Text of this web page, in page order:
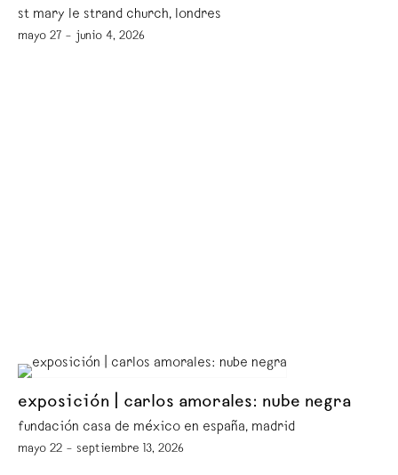
st mary le strand church, londres
mayo 27 – junio 4, 2026
exposición | carlos amorales: nube negra
fundación casa de méxico en españa, madrid
mayo 22 – septiembre 13, 2026